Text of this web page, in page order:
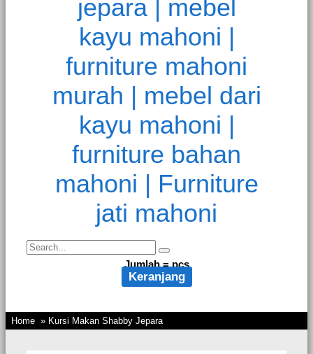
Jumlah =pcs
Keranjang
Home » Kursi Makan Shabby Jepara